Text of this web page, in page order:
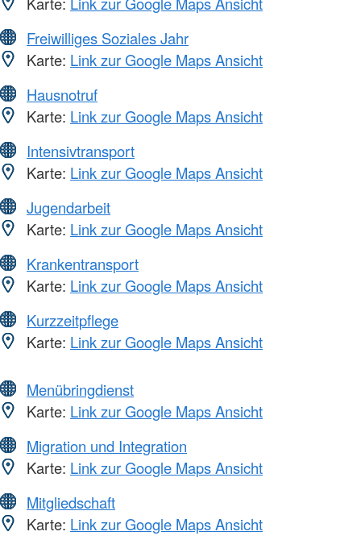
Freiwilliges Soziales Jahr
Karte: Link zur Google Maps Ansicht
Hausnotruf
Karte: Link zur Google Maps Ansicht
Intensivtransport
Karte: Link zur Google Maps Ansicht
Jugendarbeit
Karte: Link zur Google Maps Ansicht
Krankentransport
Karte: Link zur Google Maps Ansicht
Kurzzeitpflege
Karte: Link zur Google Maps Ansicht
Menübringdienst
Karte: Link zur Google Maps Ansicht
Migration und Integration
Karte: Link zur Google Maps Ansicht
Mitgliedschaft
Karte: Link zur Google Maps Ansicht